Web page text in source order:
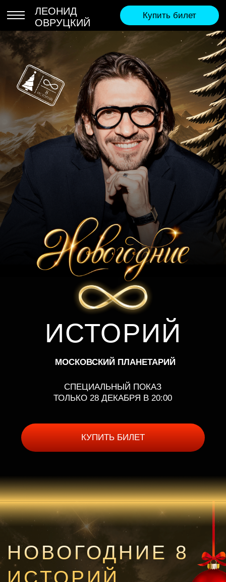
ЛЕОНИД
ОВРУЦКИЙ
Купить билет
МОСКОВСКИЙ ПЛАНЕТАРИЙ
СПЕЦИАЛЬНЫЙ ПОКАЗ
ТОЛЬКО 28 ДЕКАБРЯ В 20:00
ИСТОРИЙ
КУПИТЬ БИЛЕТ
ШОУ, НА КОТОРОМ В ПРЕДДВЕРИИ
ВОЛШЕБНОГО ПРАЗДНИКА
У каждого есть часть личности,
хранящая первые детские мечты,
стремления, надежды, печали
и радости. Сколько лет вашему
внутреннему ребенку? Чего он боится
и о чем мечтает? Что он хочет больше
всего на свете? И какое послание несет
вам в сегодняшний день?
НОВОГОДНИЕ 8